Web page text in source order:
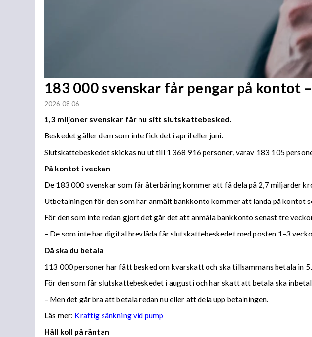
183 000 svenskar får pengar på kontot
2026 08 06
1,3 miljoner svenskar får nu sitt slutskattebesked.
Beskedet gäller dem som inte fick det i april eller juni.
Slutskattebeskedet skickas nu ut till 1 368 916 personer, varav 183 105
På kontot i veckan
De 183 000 svenskar som får återbäring kommer att få dela på 2,7 miljarder
Utbetalningen för den som har anmält bankkonto kommer att landa på kontot
För den som inte redan gjort det går det att anmäla bankkonto senast tre
– De som inte har digital brevlåda får slutskattebeskedet med posten 1–3
Då ska du betala
113 000 personer har fått besked om kvarskatt och ska tillsammans betala in
För den som får slutskattebeskedet i augusti och har skatt att betala ska
– Men det går bra att betala redan nu eller att dela upp betalningen.
Läs mer: Kraftig sänkning vid pump
Håll koll på räntan